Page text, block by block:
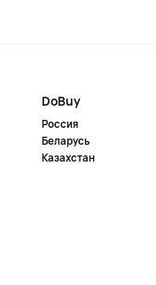
DoBuy
Россия
Беларусь
Казахстан